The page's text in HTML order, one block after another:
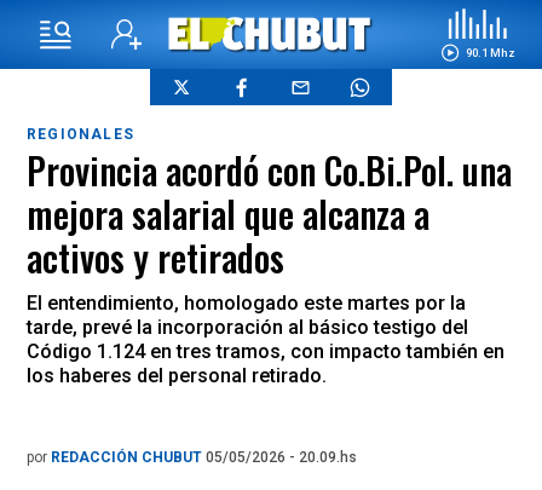
90.1 Mhz
REGIONALES
Provincia acordó con Co.Bi.Pol. una
mejora salarial que alcanza a
activos y retirados
El entendimiento, homologado este martes por la
tarde, prevé la incorporación al básico testigo del
Código 1.124 en tres tramos, con impacto también en
los haberes del personal retirado.
por REDACCIÓN CHUBUT 05/05/2026 - 20.09.hs